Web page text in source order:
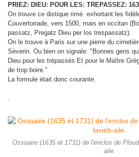
PRIEZ: DIEU: POUR LES: TREPASSEZ:
On trouve ce distique rimé exhortant les
Couvertoirade, vers 1500, mais en occitan
passatz, Pregatz Dieu per los trespassatz).
On le trouve à Paris sur une pierre du
Séverin. Ou bien on signale: "Bonnes gens
Dieu pour les trépassés Et pour le Maître
de trop boire."
La formule était donc courante.
Ossuaire (1635 et 1731) de l'enclos de
aile.